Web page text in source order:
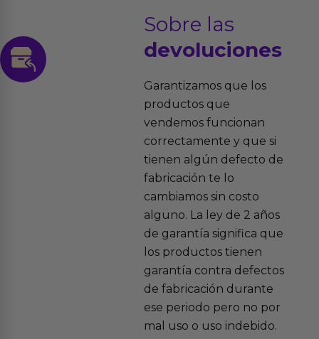
Sobre las
devoluciones
Garantizamos que los
productos que
vendemos funcionan
correctamente y que si
tienen algún defecto de
fabricación te lo
cambiamos sin costo
alguno. La ley de 2 años
de garantía significa que
los productos tienen
garantía contra defectos
de fabricación durante
ese periodo pero no por
mal uso o uso indebido.